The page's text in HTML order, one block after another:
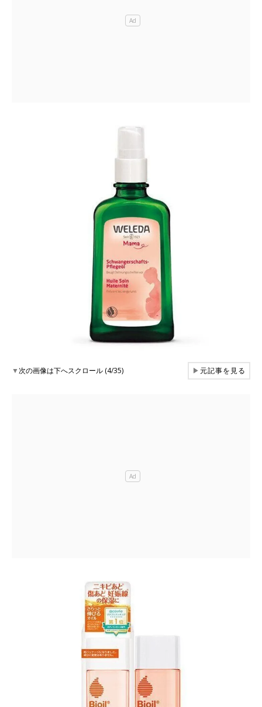
▼次の画像は下へスクロール (4/35) ▶元記事を見る